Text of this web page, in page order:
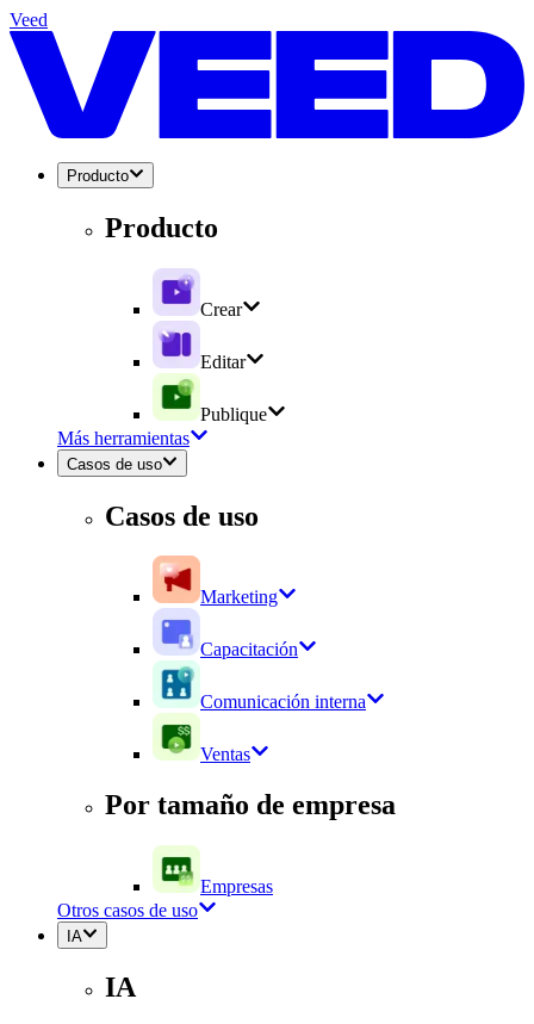
Veed
Producto
Producto
Crear
Editar
Publique
Más herramientas
Casos de uso
Casos de uso
Marketing
Capacitación
Comunicación interna
Ventas
Por tamaño de empresa
Empresas
Otros casos de uso
IA
IA